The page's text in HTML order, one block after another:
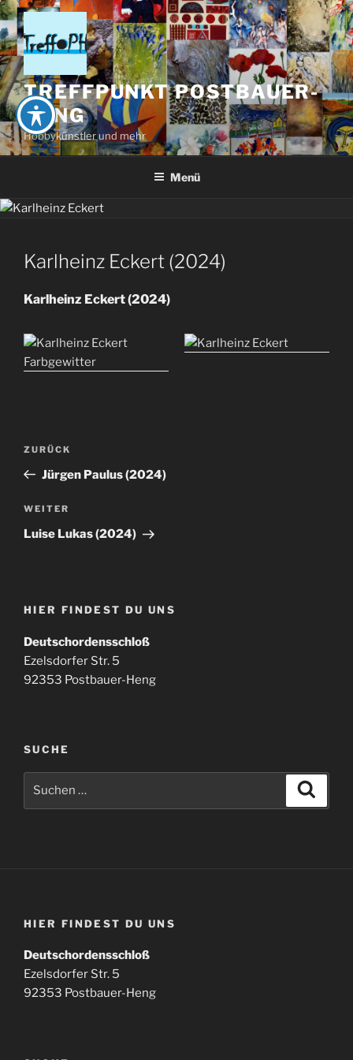
Zum
Inhalt
springen
TREFFPUNKT POSTBAUER-
HENG
Hobbykünstler und mehr
Menü
Karlheinz Eckert (2024)
Karlheinz Eckert (2024)
Beitragsnavigation
Vorheriger
Beitrag
ZURÜCK
Jürgen Paulus (2024)
Nächster
Beitrag
WEITER
Luise Lukas (2024)
HIER FINDEST DU UNS
Deutschordensschloß
Ezelsdorfer Str. 5
92353 Postbauer-Heng
SUCHE
HIER FINDEST DU UNS
Deutschordensschloß
Ezelsdorfer Str. 5
92353 Postbauer-Heng